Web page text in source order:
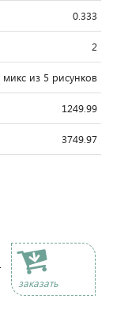
0.333
2
микс из 5 рисунков
1249.99
3749.97
заказать